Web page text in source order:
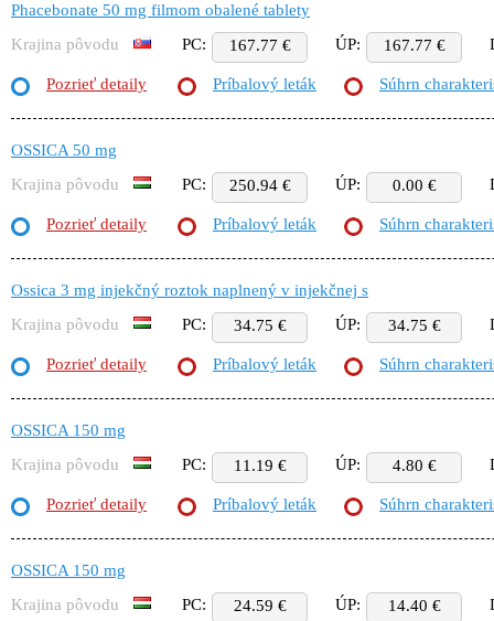
Phacebonate 50 mg filmom obalené tablety
Krajina pôvodu
PC: 167.77 € ÚP: 167.77 €
Pozrieť detaily Príbalový leták Súhrn
OSSICA 50 mg
Krajina pôvodu
PC: 250.94 € ÚP: 0.00 €
Pozrieť detaily Príbalový leták Súhrn
Ossica 3 mg injekčný roztok naplnený v injekčnej s
Krajina pôvodu
PC: 34.75 € ÚP: 34.75 €
Pozrieť detaily Príbalový leták Súhrn
OSSICA 150 mg
Krajina pôvodu
PC: 11.19 € ÚP: 4.80 €
Pozrieť detaily Príbalový leták Súhrn
OSSICA 150 mg
Krajina pôvodu
PC: 24.59 € ÚP: 14.40 €